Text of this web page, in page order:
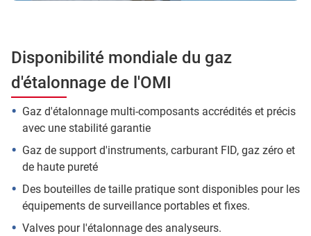
Disponibilité mondiale du gaz
d'étalonnage de l'OMI
Gaz d'étalonnage multi-composants accrédités et précis
avec une stabilité garantie
Gaz de support d'instruments, carburant FID, gaz zéro et
de haute pureté
Des bouteilles de taille pratique sont disponibles pour les
équipements de surveillance portables et fixes.
Valves pour l'étalonnage des analyseurs.